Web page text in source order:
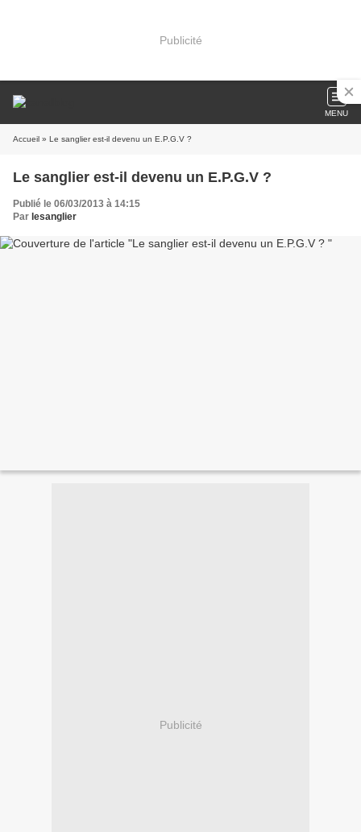
Publicité
MENU
Accueil » Le sanglier est-il devenu un E.P.G.V ?
Le sanglier est-il devenu un E.P.G.V ?
Publié le 06/03/2013 à 14:15
Par lesanglier
Publicité